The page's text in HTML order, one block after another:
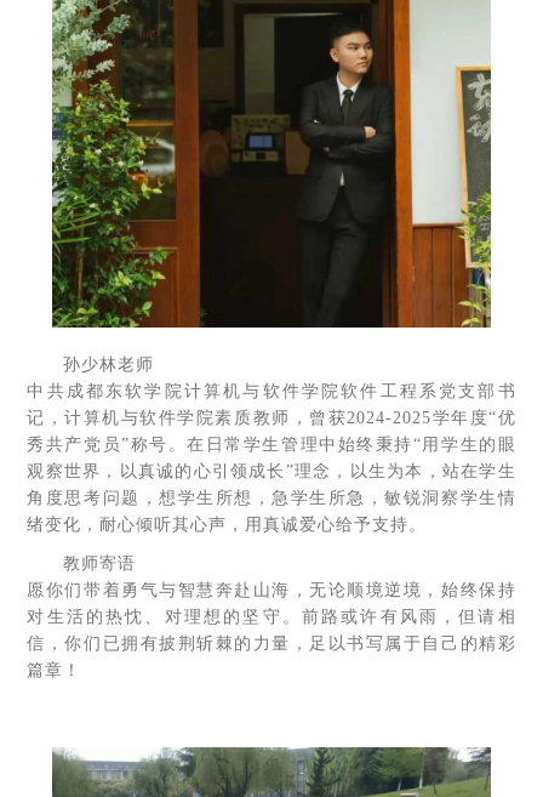
孙少林老师
中共成都东软学院计算机与软件学院软件工程系党支部书
记，计算机与软件学院素质教师，曾获2024-2025学年度“优
秀共产党员”称号。在日常学生管理中始终秉持“用学生的眼
观察世界，以真诚的心引领成长”理念，以生为本，站在学生
角度思考问题，想学生所想，急学生所急，敏锐洞察学生情
绪变化，耐心倾听其心声，用真诚爱心给予支持。
教师寄语
愿你们带着勇气与智慧奔赴山海，无论顺境逆境，始终保持
对生活的热忱、对理想的坚守。前路或许有风雨，但请相
信，你们已拥有披荆斩棘的力量，足以书写属于自己的精彩
篇章！